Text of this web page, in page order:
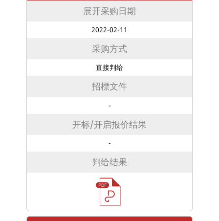
展开采购日期
2022-02-11
采购方式
直接判给
招標文件
-
开标/开启报价结果
-
判给结果